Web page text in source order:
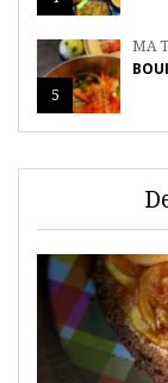
5
MA